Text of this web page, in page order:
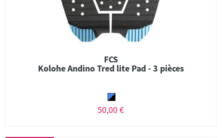
FCS
Kolohe Andino Tred lite Pad - 3 pièces
50,00 €